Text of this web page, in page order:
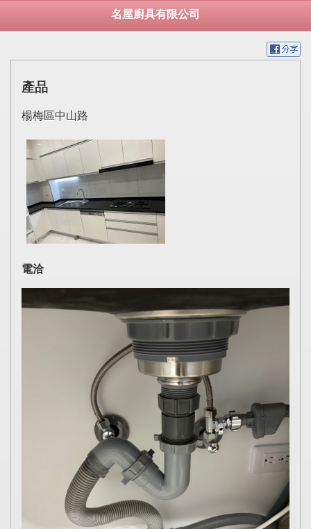
名屋廚具有限公司
產品
楊梅區中山路
電洽